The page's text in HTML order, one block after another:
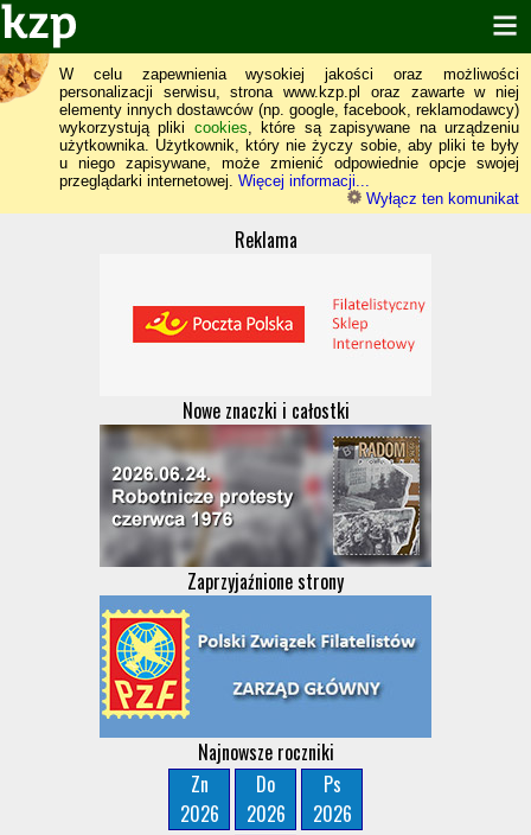
W celu zapewnienia wysokiej jakości oraz możliwości
personalizacji serwisu, strona www.kzp.pl oraz zawarte w niej
elementy innych dostawców (np. google, facebook, reklamodawcy)
wykorzystują pliki cookies, które są zapisywane na urządzeniu
użytkownika. Użytkownik, który nie życzy sobie, aby pliki te były
u niego zapisywane, może zmienić odpowiednie opcje swojej
przeglądarki internetowej. Więcej informacji...
Wyłącz ten komunikat
Reklama
Nowe znaczki i całostki
Zaprzyjaźnione strony
Najnowsze roczniki
Zn
2026
Do
2026
Ps
2026